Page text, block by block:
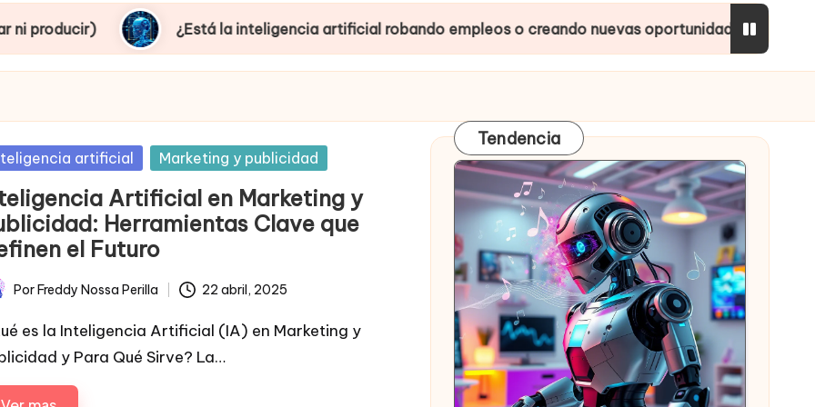
¿Está la inteligencia artificial robando empleos o creando nuevas oportunidades?
artificial Marketing y publicidad
Artificial en Marketing y
Herramientas Clave que
el Futuro
PorFreddy Nossa Perilla 22 abril, 2025
es la Inteligencia Artificial (IA) en Marketing y
y Para Qué Sirve? La…
Tendencia